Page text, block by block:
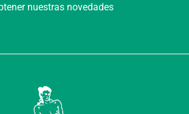
nuestras novedades